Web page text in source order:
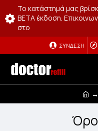
Το κατάστημά μας
BETA έκδοση.
στο
ΣΎΝΔΕΣΗ